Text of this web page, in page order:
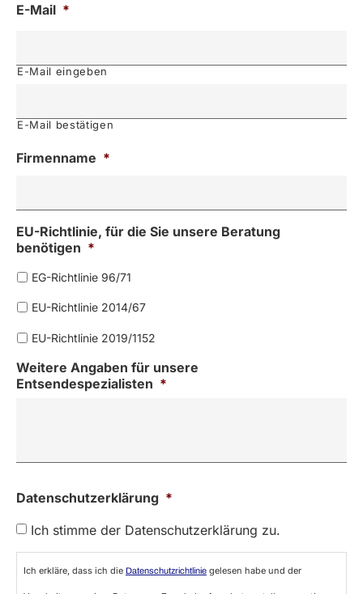
E-Mail *
E-Mail eingeben
E-Mail bestätigen
Firmenname *
EU-Richtlinie, für die Sie unsere Beratung
benötigen *
EG-Richtlinie 96/71
EU-Richtlinie 2014/67
EU-Richtlinie 2019/1152
Weitere Angaben für unsere
Entsendespezialisten *
Datenschutzerklärung *
Ich stimme der Datenschutzerklärung zu.
Ich erkläre, dass ich die Datenschutzrichtlinie gelesen habe und der